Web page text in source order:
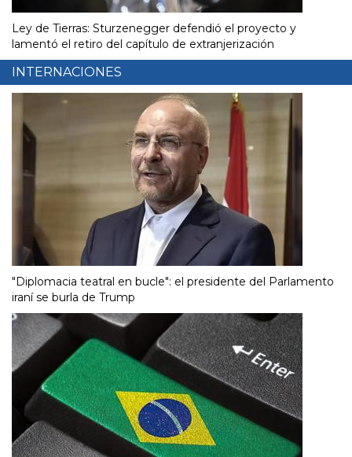
Ley de Tierras: Sturzenegger defendió el proyecto y
lamentó el retiro del capítulo de extranjerización
INTERNACIONES
"Diplomacia teatral en bucle": el presidente del Parlamento
iraní se burla de Trump